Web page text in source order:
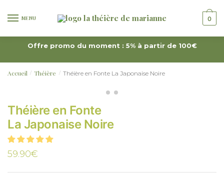
MENU 0
Offre promo du moment : 5% à partir de 100€
Accueil / Théière / Théière en Fonte La Japonaise Noire
Théière en Fonte
La Japonaise Noire
59.90€